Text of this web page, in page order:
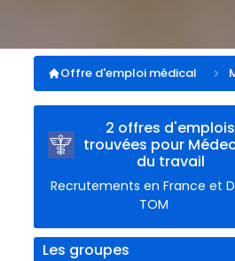
Offre d'emploi médical
2 offres d'emplois
trouvées pour
du travail
Recrutements en France et
TOM
Les groupes